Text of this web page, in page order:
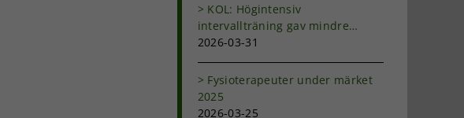
KOL: Högintensiv
intervallträning gav mindre
andfåddhet
2026-03-31
Fysioterapeuter under märket
2025
2026-03-25